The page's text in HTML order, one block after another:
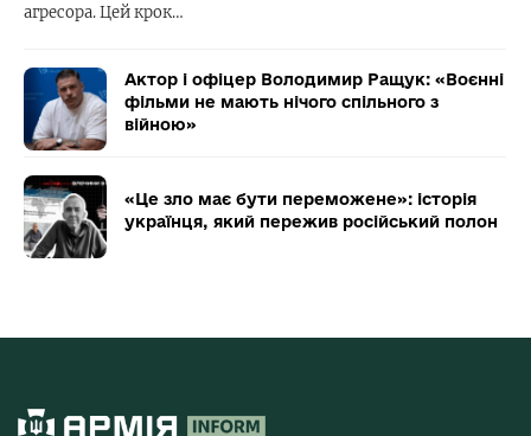
агресора. Цей крок…
Актор і офіцер Володимир Ращук: «Воєнні
фільми не мають нічого спільного з
війною»
«Це зло має бути переможене»: історія
українця, який пережив російський полон